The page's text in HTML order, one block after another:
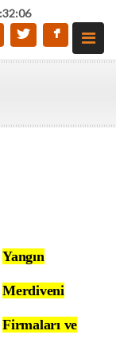
Yangın
Merdiveni
Firmaları ve